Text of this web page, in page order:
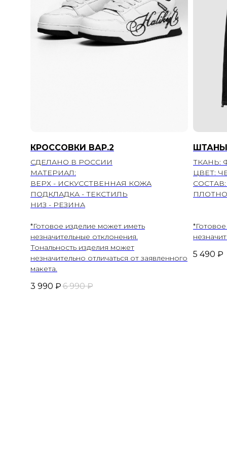
КРОССОВКИ ВАР.2
СДЕЛАНО В РОССИИ
МАТЕРИАЛ:
ВЕРХ - ИСКУССТВЕННАЯ КОЖА
ПОДКЛАДКА - ТЕКСТИЛЬ
НИЗ - РЕЗИНА
*Готовое изделие может иметь
незначительные отклонения.
Тональность изделия может
незначительно отличаться от заявленного
макета.
3 990 ₽ 6 990 ₽
ТКАНЬ:
ЦВЕТ:
5 490 ₽